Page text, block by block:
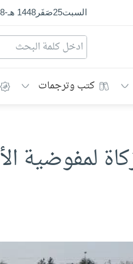
السبت25صَفَر1448 هـ -
كتب وترجمات
لمفوضية